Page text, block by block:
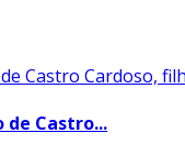
de Castro...